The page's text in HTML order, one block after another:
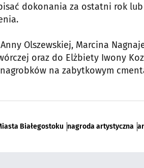
dokonania za ostatni rok lub
Olszewskiej, Marcina
oraz do Elżbiety Iwony
na zabytkowym
Białegostoku nagroda artystyczna